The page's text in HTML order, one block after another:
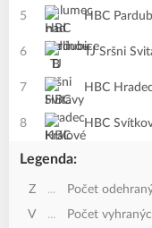
5 HBC
6 TJ Sršni
7 HBC
8 HBC
Legenda:
Z ...
Počet
V
...
Počet